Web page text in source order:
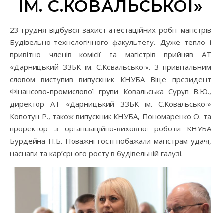
ІМ. С.КОВАЛЬСЬКОЇ»
23 грудня відбувся захист атестаційних робіт магістрів
Будівельно-технологічного факультету. Дуже тепло і
привітно членів комісії та магістрів прийняв АТ
«Дарницький ЗЗБК ім. С.Ковальської». З привітальним
словом виступив випускник КНУБА Віце президент
Фінансово-промислової групи Ковальська Суруп В.Ю.,
директор АТ «Дарницький ЗЗБК ім. С.Ковальської»
Копотун Р., також випускник КНУБА, Пономаренко О. та
проректор з організаційно-виховної роботи КНУБА
Бурдейна Н.Б. Поважні гості побажали магістрам удачі,
наснаги та кар’єрного росту в будівельній галузі.